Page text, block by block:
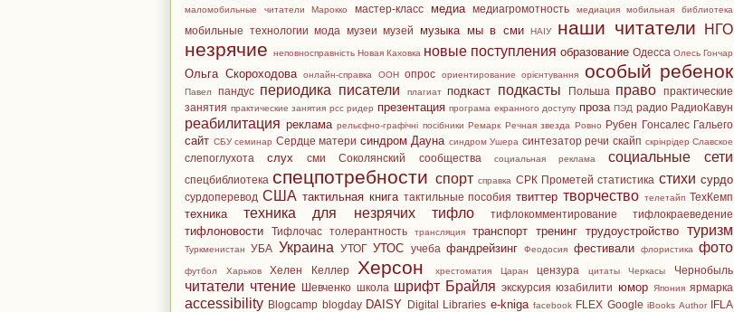
маломобильные читатели Марокко мастер-класс медиа медиагромотность медиация мобильная библиотека
мобильные технологии мода музеи музей музыка мы в сми НАІУ наши читатели НГО
незрячие неповносправність Новая Каховка новые поступления образование Одесса Олесь Гончар
Ольга Скороходова онлайн-справка ООН опрос ориентирование орієнтування особый ребенок
Павел пандус периодика писатели плагиат подкаст подкасты Польша право
практические
занятия практические занятия pcc ридер презентация програма екранного доступу проза ПЭД радио РадиоКавун
реабилитация реклама рельєфно-графічні посібники Ремарк Речная звезда Ровно Рубен Гонсалес Гальего
сайт СБУ семинар Сердце матери синдром Дауна синдром Ушера синтезатор речи скайп скрінрідер Славское
слепоглухота слух сми Соколянский сообщества социальная реклама социальные сети
спецбиблиотека спецпотребности спорт справка СРК Прометей статистика стихи сурдо
сурдоперевод США тактильная книга тактильные пособия твиттер творчество телетайп ТехКемп
техника техника для незрячих тифло тифлокомментирование тифлокраеведение
тифлоновости Тифлочас толерантность трансляция транспорт тренинг трудоустройство туризм
Туркменистан УБА Украина УТОГ УТОС учеба фандрейзинг Феодосия фестивали флористика фото
футбол Харьков Хелен Келлер Херсон хрестоматия Царан цензура цитаты Черкасы Чернобыль
читатели чтение Шевченко школа шрифт Брайля экскурсия юзабилити юмор Япония ярмарка
accessibility Blogcamp blogday DAISY Digital Libraries e-kniga facebook FLEX Google iBooks Author IFLA